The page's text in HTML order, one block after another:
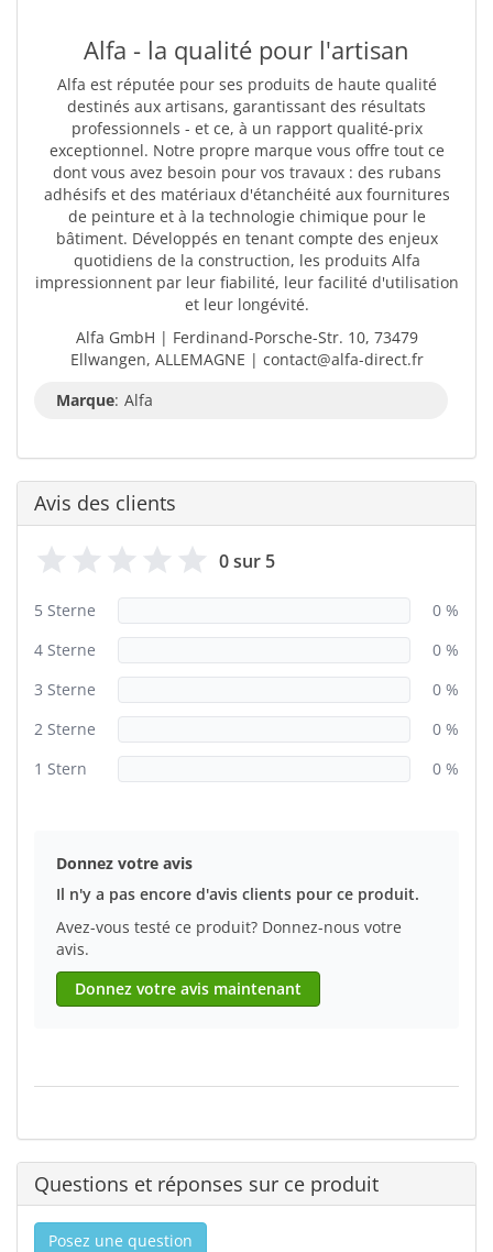
Alfa - la qualité pour l'artisan
Alfa est réputée pour ses produits de haute qualité
destinés aux artisans, garantissant des résultats
professionnels - et ce, à un rapport qualité-prix
exceptionnel. Notre propre marque vous offre tout ce
dont vous avez besoin pour vos travaux : des rubans
adhésifs et des matériaux d'étanchéité aux fournitures
de peinture et à la technologie chimique pour le
bâtiment. Développés en tenant compte des enjeux
quotidiens de la construction, les produits Alfa
impressionnent par leur fiabilité, leur facilité d'utilisation
et leur longévité.
Alfa GmbH | Ferdinand-Porsche-Str. 10, 73479
Ellwangen, ALLEMAGNE | contact@alfa-direct.fr
Marque: Alfa
Avis des clients
0 sur 5
5 Sterne
0 %
4 Sterne
0 %
3 Sterne
0 %
2 Sterne
0 %
1 Stern
0 %
Donnez votre avis
Il n'y a pas encore d'avis clients pour ce produit.
Avez-vous testé ce produit? Donnez-nous votre
avis.
Donnez votre avis maintenant
Questions et réponses sur ce produit
Posez une question